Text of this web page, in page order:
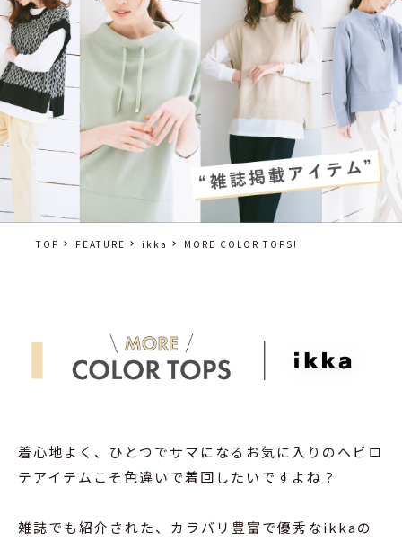
TOP FEATURE ikka MORE COLOR TOPS!
着心地よく、ひとつでサマになるお気に入りのヘビロ
テアイテムこそ色違いで着回したいですよね？
雑誌でも紹介された、カラバリ豊富で優秀なikkaの